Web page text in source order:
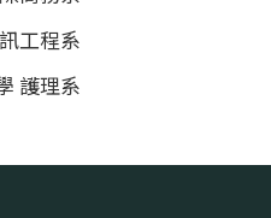
工程系
護理系